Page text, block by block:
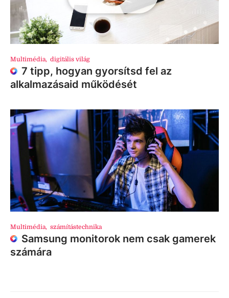
Multimédia, digitális világ
7 tipp, hogyan gyorsítsd fel az
alkalmazásaid működését
Multimédia, számítástechnika
Samsung monitorok nem csak gamerek
számára